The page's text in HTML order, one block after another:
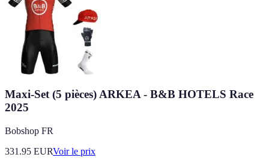
Maxi-Set (5 pièces) ARKEA - B&B HOTELS Race
2025
Bobshop FR
331.95 EURVoir le prix